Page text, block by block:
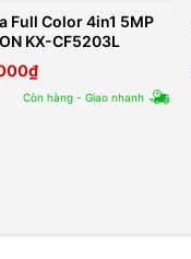
Full Color 4in1 5MP
KX-CF5203L
₫
Còn hàng - Giao nhanh